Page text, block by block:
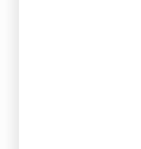
Comme tous les
troubles gastro-
augmentation faible
Exceptionnellement:
Déclaration des
Si vous
serait pas
Agence
En signalant les